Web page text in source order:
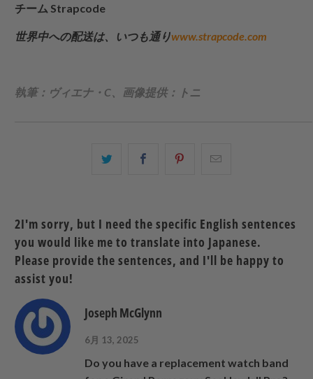
チーム Strapcode
世界中への配送は、いつも通りwww.strapcode.com
執筆：ヴィエナ・C、画像提供：トニ
を
Twitter
で
す
る
Facebook
す
る
Pinterest
す
る
ル
を
友
く
2I'm sorry, but I need the specific English sentences
you would like me to translate into Japanese.
Please provide the sentences, and I'll be happy to
assist you!
Joseph McGlynn
6月 13, 2025
Do you have a replacement watch band